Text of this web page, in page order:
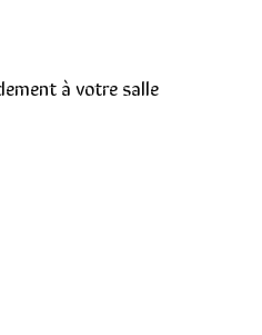
à votre salle